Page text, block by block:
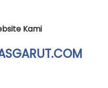
Kami